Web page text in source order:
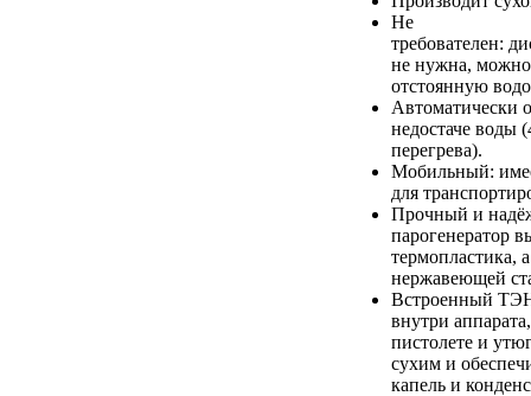
Не
требователен:
не нужна, можно
отстоянную
Автоматически
недостаче воды
перегрева).
Мобильный:
для
Прочный и
парогенератор
термопластика,
нержавеющей
Встроенный ТЭН
внутри
пистолете и
сухим и
капель и